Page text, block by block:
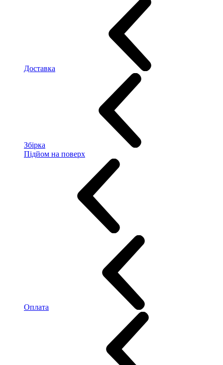
Доставка
Збірка
Підйом на поверх
Оплата